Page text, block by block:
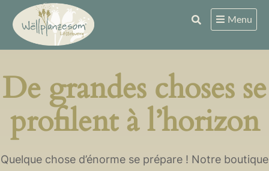
Skip
content
Menu
De grandes choses se
profilent à l’horizon
Quelque chose d’énorme se prépare ! Notre boutique